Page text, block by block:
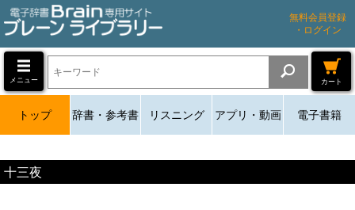
無料会員登録
・ログイン
メニュー カート
トップ 辞書・参考書 リスニング アプリ・動画 電子書籍
十三夜